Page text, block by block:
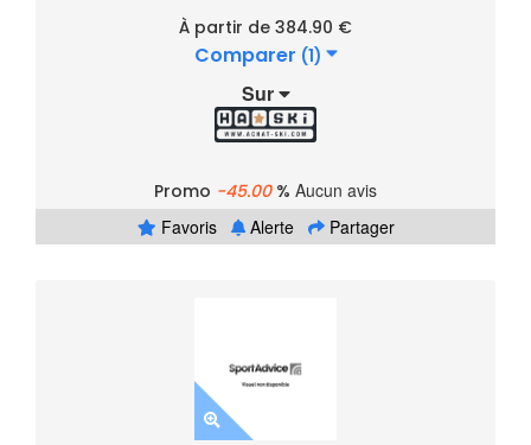
À partir de 384.90 €
Comparer (1)
Sur
Promo -45.00% Aucun avis
Favoris
Alerte Partager